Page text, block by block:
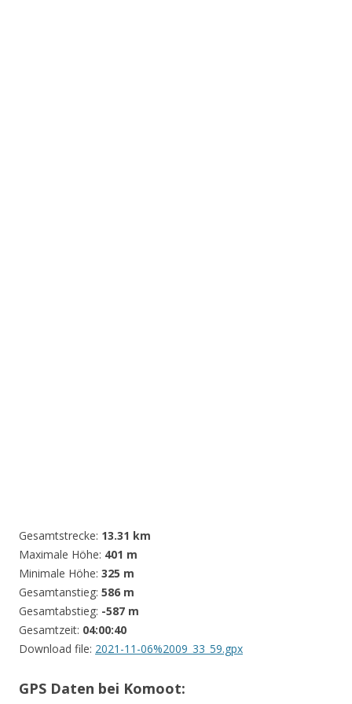
Gesamtstrecke: 13.31 km
Maximale Höhe: 401 m
Minimale Höhe: 325 m
Gesamtanstieg: 586 m
Gesamtabstieg: -587 m
Gesamtzeit: 04:00:40
Download file: 2021-11-06%2009_33_59.gpx
GPS Daten bei Komoot: